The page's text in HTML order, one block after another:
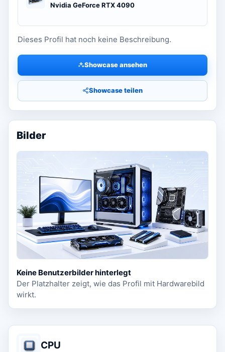
Nvidia GeForce RTX 4090
Dieses Profil hat noch keine Beschreibung.
Showcase ansehen
Showcase teilen
Bilder
Keine Benutzerbilder hinterlegt
Der Platzhalter zeigt, wie das Profil mit Hardwarebild
wirkt.
CPU